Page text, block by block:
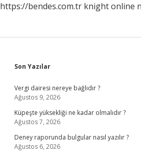
https://bendes.com.tr knight online
Sidebar
Son Yazılar
Vergi dairesi nereye bağlıdır ?
Ağustos 9, 2026
Küpeşte yüksekliği ne kadar olmalıdır ?
Ağustos 7, 2026
Deney raporunda bulgular nasıl yazılır ?
Ağustos 6, 2026